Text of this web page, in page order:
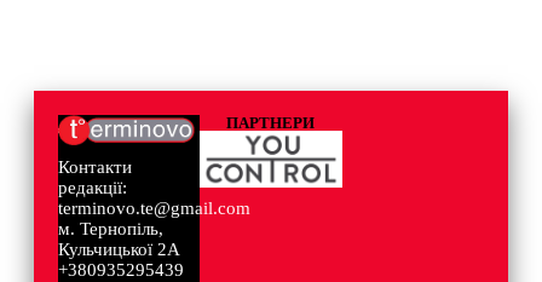
Контакти
редакції:
terminovo.te@gmail.com
м. Тернопіль,
Кульчицької 2А
+380935295439
ПАРТНЕРИ